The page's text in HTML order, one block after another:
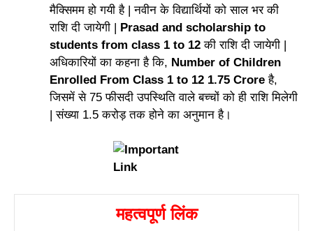
मैक्सिमम हो गयी है | नवीन के विद्यार्थियों को साल भर की
राशि दी जायेगी | Prasad and scholarship to
students from class 1 to 12 की राशि दी जायेगी |
अधिकारियों का कहना है कि, Number of Children
Enrolled From Class 1 to 12 1.75 Crore है,
जिसमें से 75 फीसदी उपस्थिति वाले बच्चों को ही राशि मिलेगी
| संख्या 1.5 करोड़ तक होने का अनुमान है।
महत्वपूर्ण लिंक